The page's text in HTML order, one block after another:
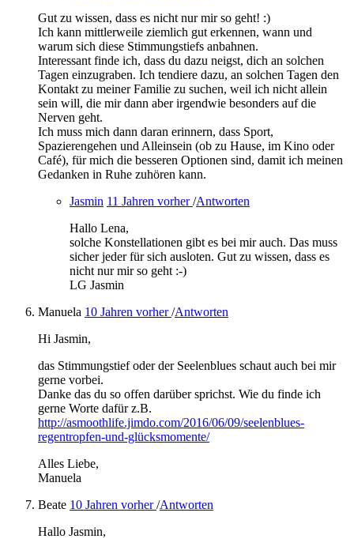
Gut zu wissen, dass es nicht nur mir so geht! :)
Ich kann mittlerweile ziemlich gut erkennen, wann und
warum sich diese Stimmungstiefs anbahnen.
Interessant finde ich, dass du dazu neigst, dich an solchen
Tagen einzugraben. Ich tendiere dazu, an solchen Tagen den
Kontakt zu meiner Familie zu suchen, weil ich nicht allein
sein will, die mir dann aber irgendwie besonders auf die
Nerven geht.
Ich muss mich dann daran erinnern, dass Sport,
Spazierengehen und Alleinsein (ob zu Hause, im Kino oder
Café), für mich die besseren Optionen sind, damit ich meinen
Gedanken in Ruhe zuhören kann.
Jasmin 11 Jahren vorher/Antworten
Hallo Lena,
solche Konstellationen gibt es bei mir auch. Das muss
sicher jeder für sich ausloten. Gut zu wissen, dass es
nicht nur mir so geht :-)
LG Jasmin
Manuela 10 Jahren vorher/Antworten
Hi Jasmin,
das Stimmungstief oder der Seelenblues schaut auch bei mir
gerne vorbei.
Danke das du so offen darüber sprichst. Wie du finde ich
gerne Worte dafür z.B.
http://asmoothlife.jimdo.com/2016/06/09/seelenblues-
regentropfen-und-glücksmomente/
Alles Liebe,
Manuela
Beate 10 Jahren vorher/Antworten
Hallo Jasmin,